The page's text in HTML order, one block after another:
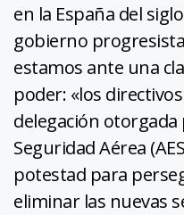
en la España del
gobierno
estamos ante una
poder: «los
delegación otorgada
Seguridad Aérea
potestad para
eliminar las nuevas